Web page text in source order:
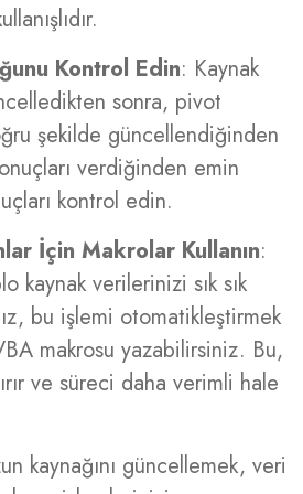
Kontrol Edin: Kaynak
sonra, pivot
şekilde güncellendiğinden
verdiğinden emin
kontrol edin.
İçin Makrolar Kullanın:
kaynak verilerinizi sık sık
bu işlemi otomatikleştirmek
makrosu yazabilirsiniz. Bu,
ve süreci daha verimli hale
kaynağını güncellemek, veri